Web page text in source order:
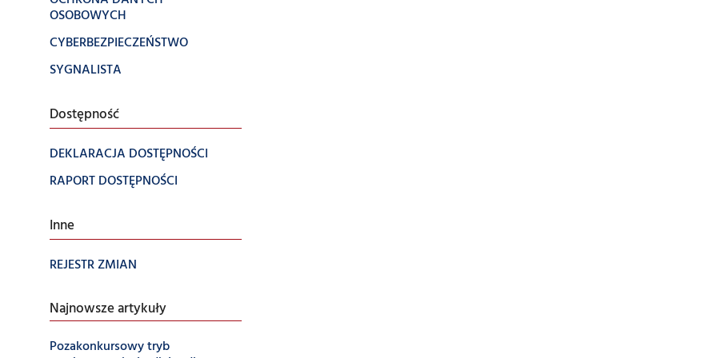
OSOBOWYCH
CYBERBEZPIECZEŃSTWO
SYGNALISTA
Dostępność
DEKLARACJA DOSTĘPNOŚCI
RAPORT DOSTĘPNOŚCI
Inne
REJESTR ZMIAN
Najnowsze artykuły
Pozakonkursowy tryb